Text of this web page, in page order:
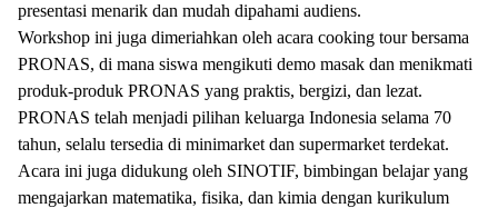
presentasi menarik dan mudah dipahami audiens.
Workshop ini juga dimeriahkan oleh acara cooking tour bersama
PRONAS, di mana siswa mengikuti demo masak dan menikmati
produk-produk PRONAS yang praktis, bergizi, dan lezat.
PRONAS telah menjadi pilihan keluarga Indonesia selama 70
tahun, selalu tersedia di minimarket dan supermarket terdekat.
Acara ini juga didukung oleh SINOTIF, bimbingan belajar yang
mengajarkan matematika, fisika, dan kimia dengan kurikulum